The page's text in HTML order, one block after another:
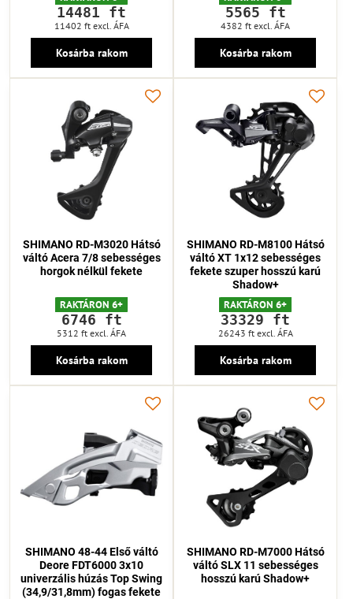
14481 ft
11402 ft excl. ÁFA
Kosárba rakom
5565 ft
4382 ft excl. ÁFA
Kosárba rakom
SHIMANO RD-M3020 Hátsó
váltó Acera 7/8 sebességes
horgok nélkül fekete
RAKTÁRON 6+
6746 ft
5312 ft excl. ÁFA
Kosárba rakom
SHIMANO RD-M8100 Hátsó
váltó XT 1x12 sebességes
fekete szuper hosszú karú
Shadow+
RAKTÁRON 6+
33329 ft
26243 ft excl. ÁFA
Kosárba rakom
SHIMANO 48-44 Első váltó
Deore FDT6000 3x10
univerzális húzás Top Swing
(34,9/31,8mm) fogas fekete
SHIMANO RD-M7000 Hátsó
váltó SLX 11 sebességes
hosszú karú Shadow+